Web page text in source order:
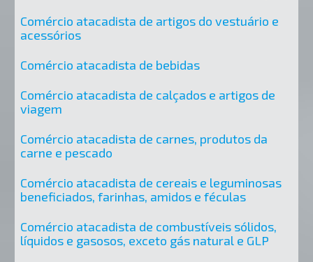
Comércio atacadista de artigos do vestuário e
acessórios
Comércio atacadista de bebidas
Comércio atacadista de calçados e artigos de
viagem
Comércio atacadista de carnes, produtos da
carne e pescado
Comércio atacadista de cereais e leguminosas
beneficiados, farinhas, amidos e féculas
Comércio atacadista de combustíveis sólidos,
líquidos e gasosos, exceto gás natural e GLP